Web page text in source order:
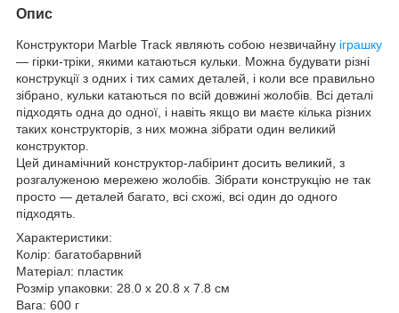
Опис
Конструктори Marble Track являють собою незвичайну іграшку
— гірки-тріки, якими катаються кульки. Можна будувати різні
конструкції з одних і тих самих деталей, і коли все правильно
зібрано, кульки катаються по всій довжині жолобів. Всі деталі
підходять одна до одної, і навіть якщо ви маєте кілька різних
таких конструкторів, з них можна зібрати один великий
конструктор.
Цей динамічний конструктор-лабіринт досить великий, з
розгалуженою мережею жолобів. Зібрати конструкцію не так
просто — деталей багато, всі схожі, всі один до одного
підходять.
Характеристики:
Колір: багатобарвний
Матеріал: пластик
Розмір упаковки: 28.0 х 20.8 х 7.8 см
Вага: 600 г